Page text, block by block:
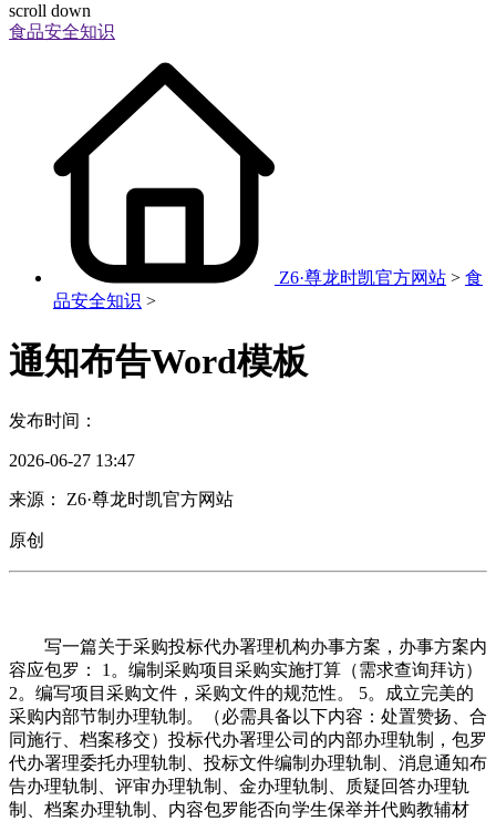
scroll down
食品安全知识
Z6·尊龙时凯官方网站 > 食
品安全知识 >
通知布告Word模板
发布时间：
2026-06-27 13:47
来源： Z6·尊龙时凯官方网站
原创
写一篇关于采购投标代办署理机构办事方案，办事方案内
容应包罗： 1。编制采购项目采购实施打算（需求查询拜访）
2。编写项目采购文件，采购文件的规范性。 5。成立完美的
采购内部节制办理轨制。（必需具备以下内容：处置赞扬、合
同施行、档案移交）投标代办署理公司的内部办理轨制，包罗
代办署理委托办理轨制、投标文件编制办理轨制、消息通知布
告办理轨制、评审办理轨制、金办理轨制、质疑回答办理轨
制、档案办理轨制、内容包罗能否向学生保举并代购教辅材